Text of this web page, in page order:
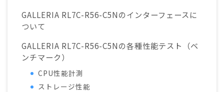
GALLERIA RL7C-R56-C5Nのインターフェースに
ついて
GALLERIA RL7C-R56-C5Nの各種性能テスト（ベ
ンチマーク）
CPU性能計測
ストレージ性能